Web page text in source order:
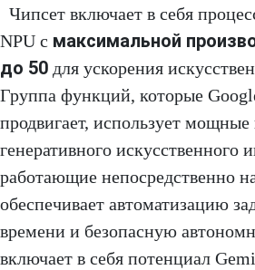
Чипсет включает в себя
NPU с максимальной
до 50 для ускорения
Группа функций, которые
продвигает, использует
генеративного искусственного
работающие непосредственно
обеспечивает автоматизацию
времени и безопасную
включает в себя потенциал